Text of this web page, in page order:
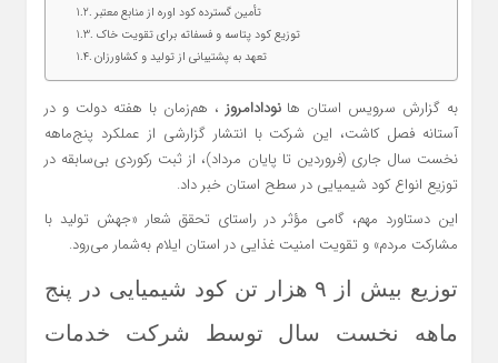
تأمین گسترده کود اوره از منابع معتبر
توزیع کود پتاسه و فسفاته برای تقویت خاک
تعهد به پشتیبانی از تولید و کشاورزان
به گزارش سرویس استان هانودادامروز ، هم‌زمان با هفته دولت و در
آستانه فصل کاشت، این شرکت با انتشار گزارشی از عملکرد پنج‌ماهه
نخست سال جاری (فروردین تا پایان مرداد)، از ثبت رکوردی بی‌سابقه در
توزیع انواع کود شیمیایی در سطح استان خبر داد.
این دستاورد مهم، گامی مؤثر در راستای تحقق شعار «جهش تولید با
مشارکت مردم» و تقویت امنیت غذایی در استان ایلام به‌شمار می‌رود.
توزیع بیش از ۹ هزار تن کود شیمیایی در پنج‌
ماهه نخست سال توسط شرکت خدمات